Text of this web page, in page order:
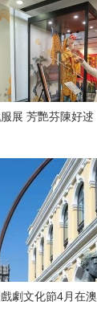
展 芳艷芬陳好逑
劇文化節4月在澳